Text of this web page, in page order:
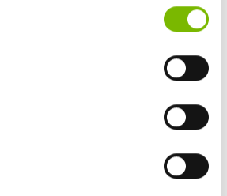
Hedelmiä ja marjamäskiä ei
joukkoon, koska kyseessä on
omenoille.